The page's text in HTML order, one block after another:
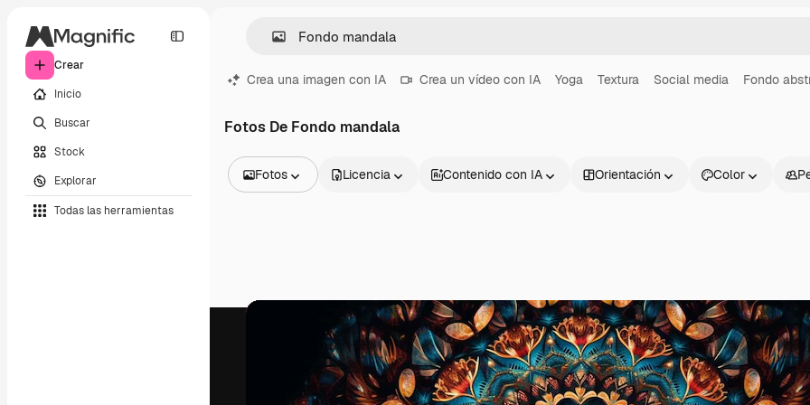
Crear
Inicio
Buscar
Stock
Explorar
Todas las herramientas
Crea una imagen con IA Crea un vídeo con IA Yoga Textura Social media Fondo
Fotos De Fondo mandala
Fotos
Vídeos
Motion graphics
Plantillas de vídeos
Licencia Contenido con IA Orientación Color
Productos Información útil